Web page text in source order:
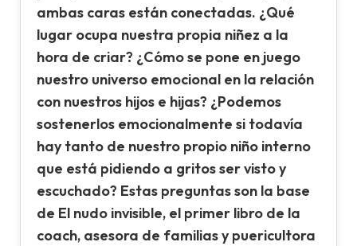
ambas caras están conectadas. ¿Qué
lugar ocupa nuestra propia niñez a la
hora de criar? ¿Cómo se pone en juego
nuestro universo emocional en la relación
con nuestros hijos e hijas? ¿Podemos
sostenerlos emocionalmente si todavía
hay tanto de nuestro propio niño interno
que está pidiendo a gritos ser visto y
escuchado? Estas preguntas son la base
de El nudo invisible, el primer libro de la
coach, asesora de familias y puericultora